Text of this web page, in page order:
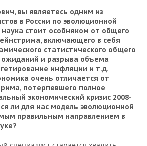
вы являетесь одним из
в России по эволюционной
стоит особняком от общего
включающего в себя
статистического общего
ожиданий и разрыва объема
инфляции и т.д.
очень отличается от
потерпевшего полное
экономический кризис 2008-
ли для нас модель эволюционной
правильным направлением в